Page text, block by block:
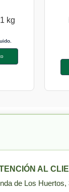
kg
AL
de Los Huertos,